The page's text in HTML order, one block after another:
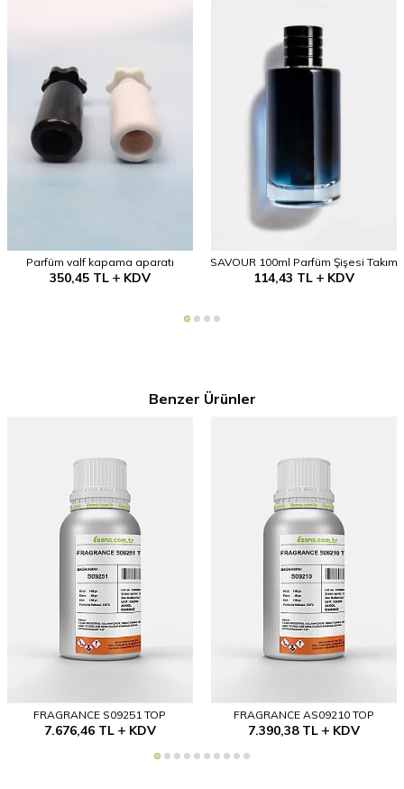
Parfüm valf kapama aparatı
350,45TL KDV
SAVOUR 100ml Parfüm Şişesi Takım
114,43 TL KDV
Benzer Ürünler
FRAGRANCE S09251 TOP
7.676,46TL KDV
FRAGRANCE AS09210 TOP
7.390,38TL KDV